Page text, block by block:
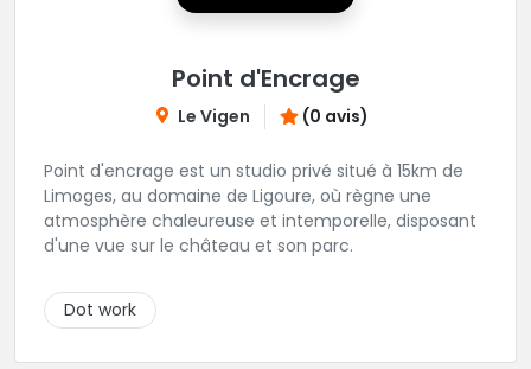
Point d'Encrage
Le Vigen (0 avis)
Point d'encrage est un studio privé situé à 15km de
Limoges, au domaine de Ligoure, où règne une
atmosphère chaleureuse et intemporelle, disposant
d'une vue sur le château et son parc.
Dot work